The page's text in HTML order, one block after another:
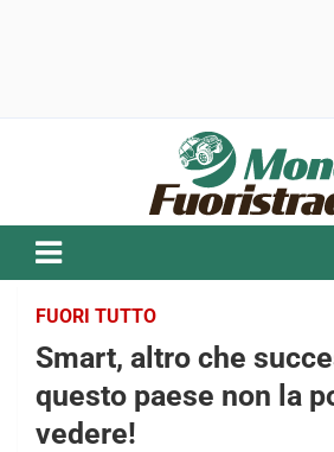
FUORI TUTTO
Smart, altro che
questo paese non la
vedere!